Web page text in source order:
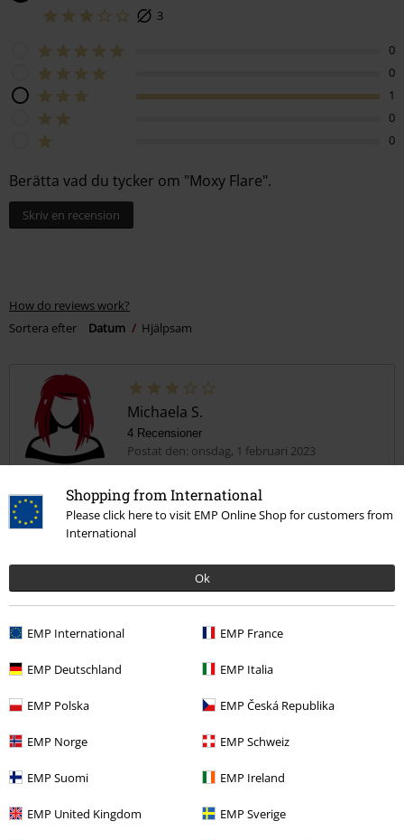
Shopping from International
Please click here to visit EMP Online Shop for customers from
International
Ok
EMP International EMP France
EMP Deutschland EMP Italia
EMP Polska EMP Česká Republika
EMP Norge EMP Schweiz
EMP Suomi EMP Ireland
EMP United Kingdom EMP Sverige
3
0
0
1
0
0
Berätta vad du tycker om "Moxy Flare".
Skriv en recension
How do reviews work?
Sortera efter
Datum Hjälpsam
Michaela S.
4 Recensioner
Postat den: onsdag, 1 februari 2023
?
Är jag knäpp eller var finns informationen om vilken storlek
modellen bär?
Hade du någon nytta av den här recensionen?
Senast besökt